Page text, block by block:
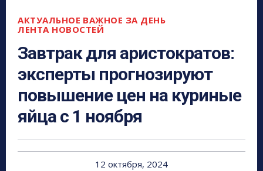
АКТУАЛЬНОЕ ВАЖНОЕ ЗА ДЕНЬ
ЛЕНТА НОВОСТЕЙ
Завтрак для аристократов:
эксперты прогнозируют
повышение цен на куриные
яйца с 1 ноября
12 октября, 2024